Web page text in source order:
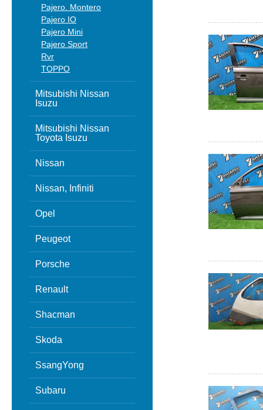
Pajero. Montero
Pajero IO
Pajero Mini
Pajero Sport
Rvr
TOPPO
Mitsubishi Nissan
Isuzu
Mitsubishi Nissan
Toyota Isuzu
Nissan
Nissan, Infiniti
Opel
Peugeot
Porsche
Renault
Shacman
Skoda
SsangYong
Subaru